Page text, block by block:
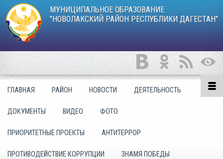
МУНИЦИПАЛЬНОЕ ОБРАЗОВАНИЕ
"НОВОЛАКСКИЙ РАЙОН РЕСПУБЛИКИ ДАГЕСТАН"
ГЛАВНАЯ РАЙОН НОВОСТИ ДЕЯТЕЛЬНОСТЬ
ДОКУМЕНТЫ ВИДЕО ФОТО
ПРИОРИТЕТНЫЕ ПРОЕКТЫ АНТИТЕРРОР
ПРОТИВОДЕЙСТВИЕ КОРРУПЦИИ ЗНАМЯ ПОБЕДЫ